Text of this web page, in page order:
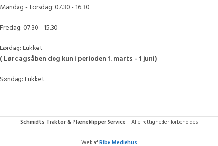
Mandag - torsdag: 07.30 - 16.30
Fredag: 07.30 - 15.30
Lørdag: Lukket
( Lørdagsåben dog kun i perioden 1. marts - 1 juni)
Søndag: Lukket
Schmidts Traktor & Plæneklipper Service – Alle rettigheder forbeholdes
Web afRibe Mediehus